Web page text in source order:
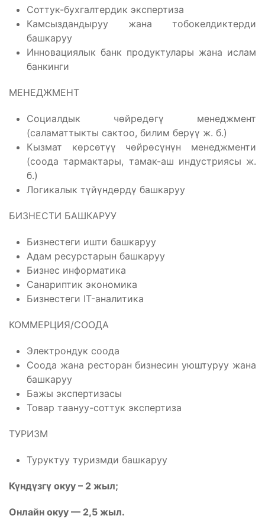
Соттук-бухгалтердик экспертиза
Камсыздандыруу жана тобокелдиктерди
башкаруу
Инновациялык банк продуктулары жана ислам
банкинги
МЕНЕДЖМЕНТ
Социалдык чөйрөдөгү менеджмент
(саламаттыкты сактоо, билим берүү ж. б.)
Кызмат көрсөтүү чөйрөсүнүн менеджменти
(соода тармактары, тамак-аш индустриясы ж.
б.)
Логикалык түйүндөрдү башкаруу
БИЗНЕСТИ БАШКАРУУ
Бизнестеги ишти башкаруу
Адам ресурстарын башкаруу
Бизнес информатика
Санариптик экономика
Бизнестеги IT-аналитика
КОММЕРЦИЯ/СООДА
Электрондук соода
Соода жана ресторан бизнесин уюштуруу жана
башкаруу
Бажы экспертизасы
Товар таануу-соттук экспертиза
ТУРИЗМ
Туруктуу туризмди башкаруу
Күндүзгү окуу – 2 жыл;
Онлайн окуу — 2,5 жыл.